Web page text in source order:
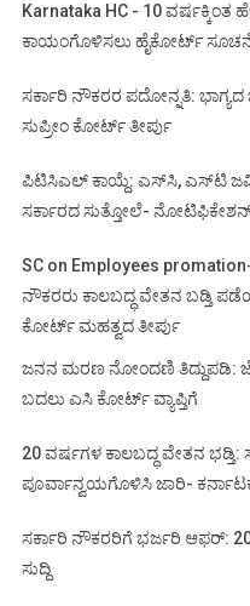
Karnataka HC - 10 ವರ್ಷಕ್ಕಿಂತ
ಕಾಯಂಗೊಳಿಸಲು ಹೈಕೋರ್ಟ್
ಸರ್ಕಾರಿ ನೌಕರರ ಪದೋನ್ನತಿ:
ಸುಪ್ರೀಂ ಕೋರ್ಟ್ ತೀರ್ಪು
ಪಿಟಿಸಿಎಲ್ ಕಾಯ್ದೆ: ಎಸ್‌ಸಿ, ಎಸ್‌ಟಿ
ಸರ್ಕಾರದ ಸುತ್ತೋಲೆ-
SC on Employees
ನೌಕರರು ಕಾಲಬದ್ಧ ವೇತನ ಬಡ್ತಿ
ಕೋರ್ಟ್ ಮಹತ್ವದ ತೀರ್ಪು
ಜನನ ಮರಣ ನೋಂದಣಿ ತಿದ್ದುಪಡಿ:
ಬದಲು ಎಸಿ ಕೋರ್ಟ್‌ ವ್ಯಾಪ್ತಿಗೆ
20 ವರ್ಷಗಳ ಕಾಲಬದ್ಧ ವೇತನ ಭಡ್ತಿ:
ಪೂರ್ವಾನ್ವಯಗೊಳಿಸಿ ಜಾರಿ-
ಸರ್ಕಾರಿ ನೌಕರರಿಗೆ ಭರ್ಜರಿ ಆಫರ್:
ಸುದ್ದಿ